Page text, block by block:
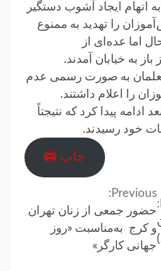
اتهام ایجاد آشوب دستگیر
را تهدید به ممنوع
اما عده‌ای از
به خیابان آمدند.
به صورت رسمی عدم
را اعلام داشتند.
ادامه پیدا کرد که نتیجتاً
خود رسیدند.
چاپ 🖨
Previous:
حضور جمعی از زنان تهران
و کرج به‌مناسبت «روز
جهانی کارگر»